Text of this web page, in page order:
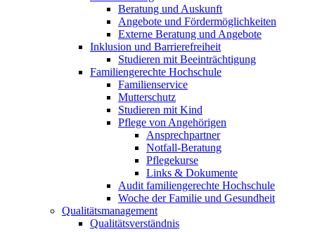
Beratung und Auskunft
Angebote und Fördermöglichkeiten
Externe Beratung und Angebote
Inklusion und Barrierefreiheit
Studieren mit Beeinträchtigung
Familiengerechte Hochschule
Familienservice
Mutterschutz
Studieren mit Kind
Pflege von Angehörigen
Ansprechpartner
Notfall-Beratung
Pflegekurse
Links & Dokumente
Audit familiengerechte Hochschule
Woche der Familie und Gesundheit
Qualitätsmanagement
Qualitätsverständnis